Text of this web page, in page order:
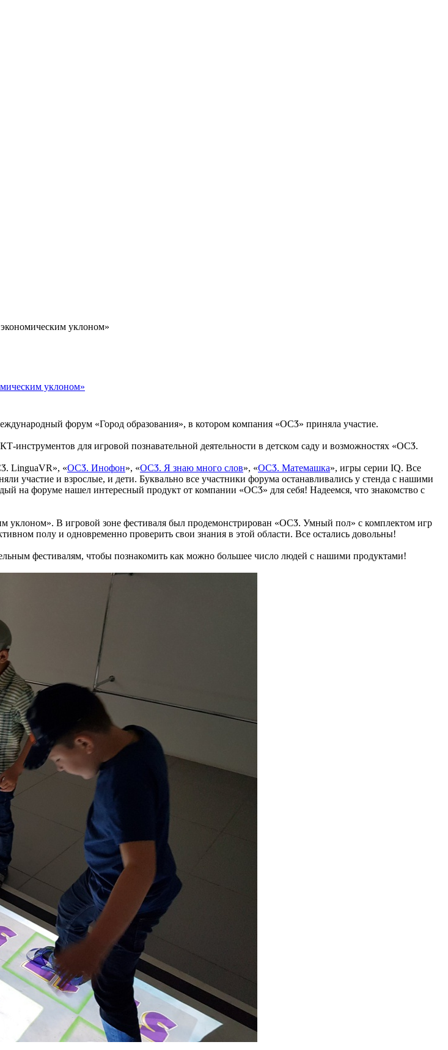
уклоном»
уклоном»
форум «Город образования», в котором компания «ОСӠ» приняла участие.
для игровой познавательной деятельности в детском саду и возможностях «ОСӠ.
LinguaVR», «ОСӠ. Инофон», «ОСӠ. Я знаю много слов», «ОСӠ. Матемашка», игры серии IQ. Все
участие и взрослые, и дети. Буквально все участники форума останавливались у стенда с нашими
на форуме нашел интересный продукт от компании «ОСӠ» для себя! Надеемся, что знакомство с
В игровой зоне фестиваля был продемонстрирован «ОСӠ. Умный пол» с комплектом игр
полу и одновременно проверить свои знания в этой области. Все остались довольны!
фестивалям, чтобы познакомить как можно большее число людей с нашими продуктами!